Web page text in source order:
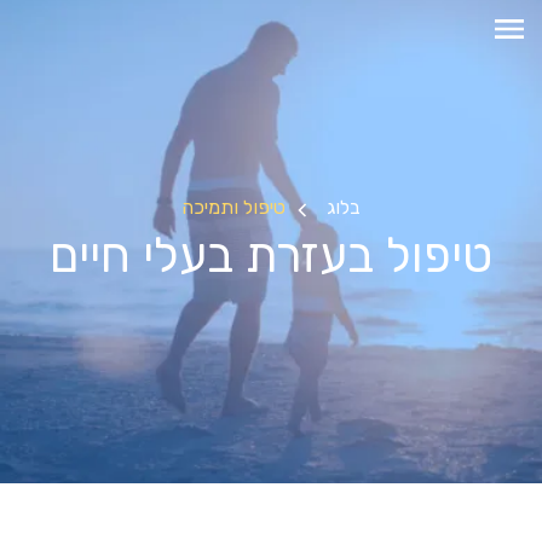
בלוג טיפול ותמיכה
טיפול בעזרת בעלי חיים